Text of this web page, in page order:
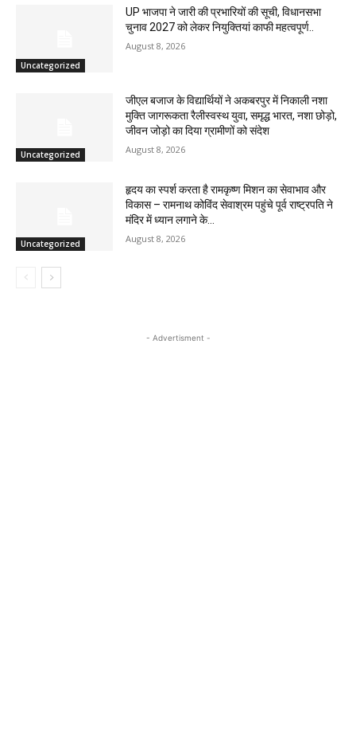
Uncategorized
UP भाजपा ने जारी की प्रभारियों की सूची, विधानसभा
चुनाव 2027 को लेकर नियुक्तियां काफी महत्वपूर्ण..
August 8, 2026
Uncategorized
जीएल बजाज के विद्यार्थियों ने अकबरपुर में निकाली नशा
मुक्ति जागरूकता रैलीस्वस्थ युवा, समृद्ध भारत, नशा छोड़ो,
जीवन जोड़ो का दिया ग्रामीणों को संदेश
August 8, 2026
Uncategorized
हृदय का स्पर्श करता है रामकृष्ण मिशन का सेवाभाव और
विकास – रामनाथ कोविंद सेवाश्रम पहुंचे पूर्व राष्ट्रपति ने
मंदिर में ध्यान लगाने के...
August 8, 2026
- Advertisment -